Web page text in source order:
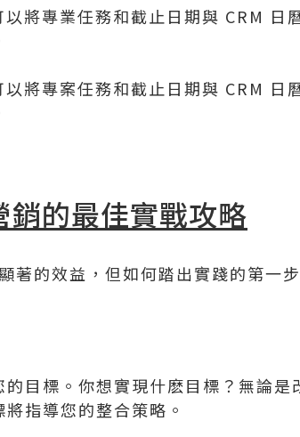
以將專業任務和截止日期與 CRM 日
以將專案任務和截止日期與 CRM 日
銷的最佳實戰攻略
著的效益，但如何踏出實踐的第一
目標。你想實現什麽目標？無論是
指導您的整合策略。